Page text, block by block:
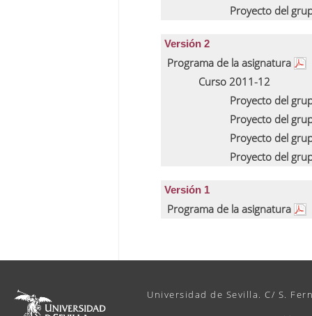
Proyecto del
Versión 2
Programa de la asignatura
Curso 2011-12
Proyecto del
Proyecto del
Proyecto del
Proyecto del
Versión 1
Programa de la asignatura
Universidad de Sevilla. C/ S.